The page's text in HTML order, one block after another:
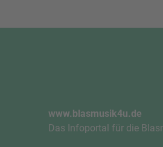
www.blasmusik4u.de
Das Infoportal für die